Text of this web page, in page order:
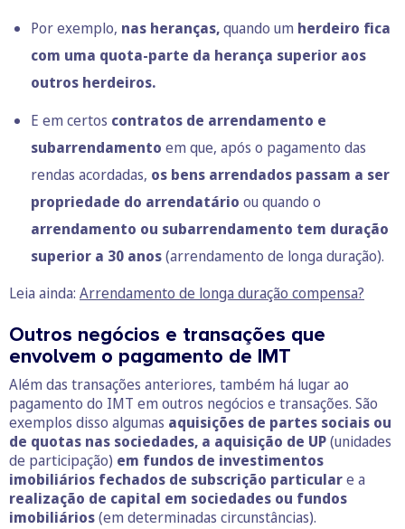
Por exemplo, nas heranças,quando um herdeiro fica
com uma quota-parte da herança superior aos
outros herdeiros.
E em certos contratos de arrendamento e
subarrendamento em que, após o pagamento das
rendas acordadas, os bens arrendados passam a ser
propriedade do arrendatário ou quando o
arrendamento ou subarrendamento tem duração
superior a 30 anos(arrendamento de longa duração).
Leia ainda: Arrendamento de longa duração compensa?
Outros negócios e transações que
envolvem o pagamento de IMT
Além das transações anteriores, também há lugar ao
pagamento do IMT em outros negócios e transações. São
exemplos disso algumas aquisições de partes sociais ou
de quotas nas sociedades, a aquisição de UP(unidades
de participação) em fundos de investimentos
imobiliários fechados de subscrição particulare a
realização de capital em sociedades ou fundos
imobiliários(em determinadas circunstâncias).